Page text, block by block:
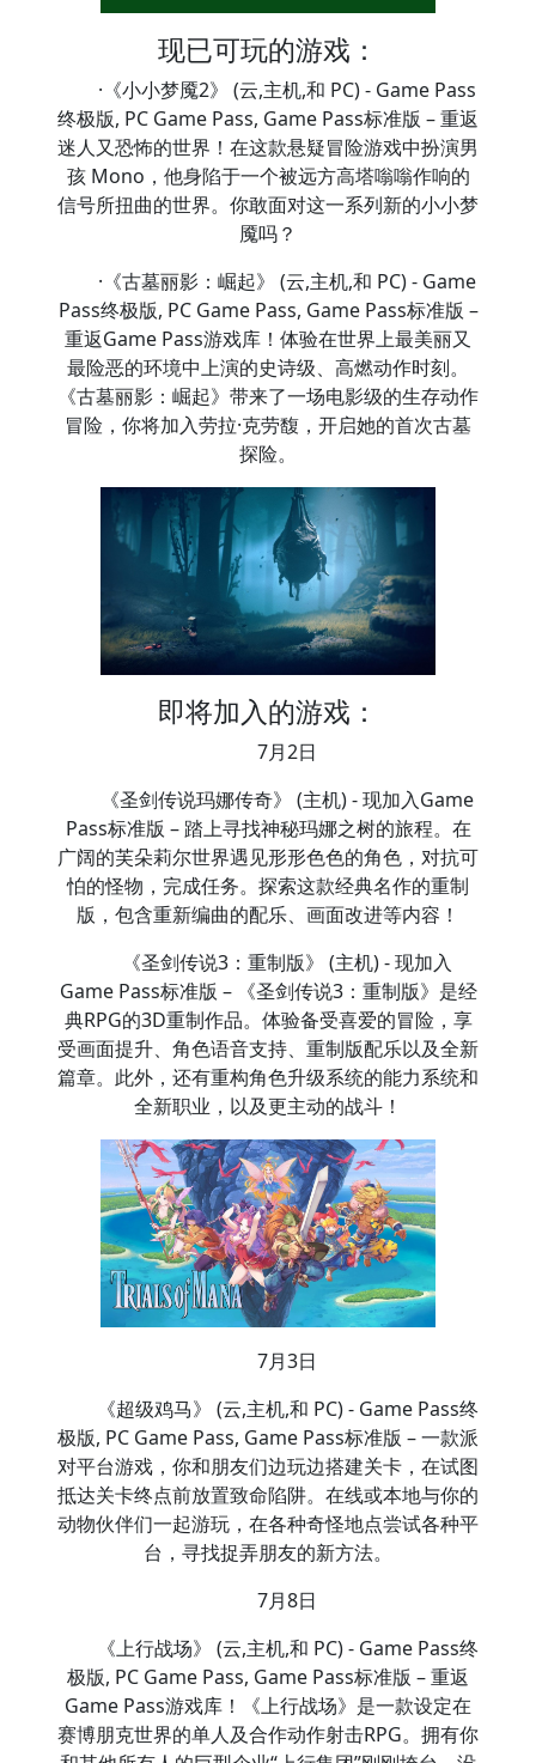
现已可玩的游戏：
·《小小梦魇2》 (云,主机,和 PC) - Game Pass
终极版, PC Game Pass, Game Pass标准版 – 重返
迷人又恐怖的世界！在这款悬疑冒险游戏中扮演男
孩 Mono，他身陷于一个被远方高塔嗡嗡作响的
信号所扭曲的世界。你敢面对这一系列新的小小梦
魇吗？
·《古墓丽影：崛起》 (云,主机,和 PC) - Game
Pass终极版, PC Game Pass, Game Pass标准版 –
重返Game Pass游戏库！体验在世界上最美丽又
最险恶的环境中上演的史诗级、高燃动作时刻。
《古墓丽影：崛起》带来了一场电影级的生存动作
冒险，你将加入劳拉·克劳馥，开启她的首次古墓
探险。
即将加入的游戏：
7月2日
《圣剑传说玛娜传奇》 (主机) - 现加入Game
Pass标准版 – 踏上寻找神秘玛娜之树的旅程。在
广阔的芙朵莉尔世界遇见形形色色的角色，对抗可
怕的怪物，完成任务。探索这款经典名作的重制
版，包含重新编曲的配乐、画面改进等内容！
《圣剑传说3：重制版》 (主机) - 现加入
Game Pass标准版 – 《圣剑传说3：重制版》是经
典RPG的3D重制作品。体验备受喜爱的冒险，享
受画面提升、角色语音支持、重制版配乐以及全新
篇章。此外，还有重构角色升级系统的能力系统和
全新职业，以及更主动的战斗！
7月3日
《超级鸡马》 (云,主机,和 PC) - Game Pass终
极版, PC Game Pass, Game Pass标准版 – 一款派
对平台游戏，你和朋友们边玩边搭建关卡，在试图
抵达关卡终点前放置致命陷阱。在线或本地与你的
动物伙伴们一起游玩，在各种奇怪地点尝试各种平
台，寻找捉弄朋友的新方法。
7月8日
《上行战场》 (云,主机,和 PC) - Game Pass终
极版, PC Game Pass, Game Pass标准版 – 重返
Game Pass游戏库！《上行战场》是一款设定在
赛博朋克世界的单人及合作动作射击RPG。拥有你